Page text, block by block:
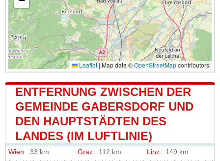
Leaflet | Map data ©OpenStreetMapcontributors
ENTFERNUNG ZWISCHEN DER
GEMEINDE GABERSDORF UND
DEN HAUPTSTÄDTEN DES
LANDES (IM LUFTLINIE)
Wien : 33 km Graz : 112 km Linz : 149 km